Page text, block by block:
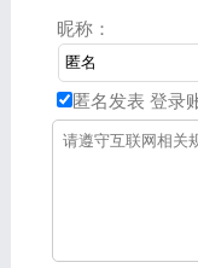
昵称：
匿名发表 登录